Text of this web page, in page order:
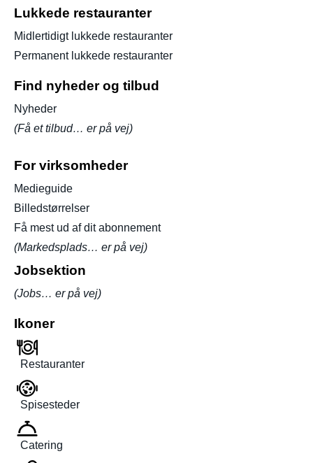
Lukkede restauranter
Midlertidigt lukkede restauranter
Permanent lukkede restauranter
Find nyheder og tilbud
Nyheder
(Få et tilbud… er på vej)
For virksomheder
Medieguide
Billedstørrelser
Få mest ud af dit abonnement
(Markedsplads… er på vej)
Jobsektion
(Jobs… er på vej)
Ikoner
Restauranter
Spisesteder
Catering